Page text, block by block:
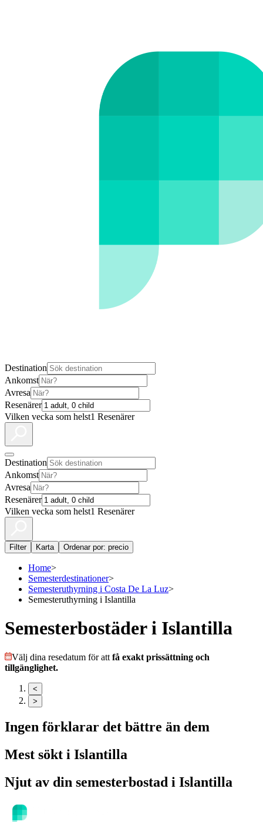
Destination
Ankomst
Avresa
Resenärer
Vilken vecka som helst1 Resenärer
Destination
Ankomst
Avresa
Resenärer
Vilken vecka som helst1 Resenärer
Filter Karta Ordenar por: precio
Home>
Semesterdestinationer>
Semesteruthyrning i Costa De La Luz>
Semesteruthyrning i Islantilla
Semesterbostäder i Islantilla
Välj dina resedatum för att få exakt prissättning och
tillgänglighet.
<
>
Ingen förklarar det bättre än dem
Mest sökt i Islantilla
Njut av din semesterbostad i Islantilla